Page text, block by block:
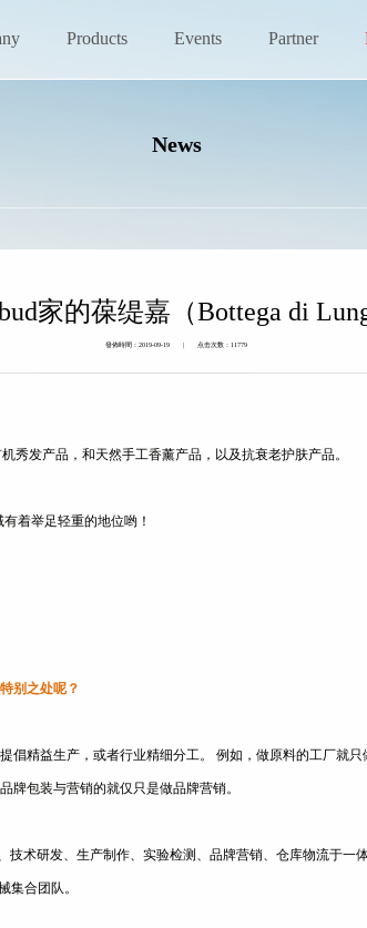
Products Events Partner
News
家的葆缇嘉（Bottega di
發佈時間：2019-09-19 | 点击次数：11779
秀发产品，和天然手工香薰产品，以及抗衰老护肤产品。
着举足轻重的地位哟！
别之处呢？
倡精益生产，或者行业精细分工。 例如，做原料的工厂就
牌包装与营销的就仅只是做品牌营销。
术研发、生产制作、实验检测、品牌营销、仓库物流于一
集合团队。